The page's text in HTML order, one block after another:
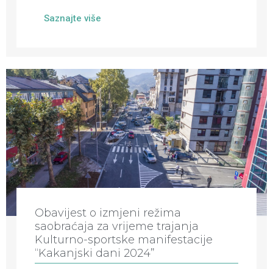
Saznajte više
Obavijest o izmjeni režima
saobraćaja za vrijeme trajanja
Kulturno-sportske manifestacije
“Kakanjski dani 2024”